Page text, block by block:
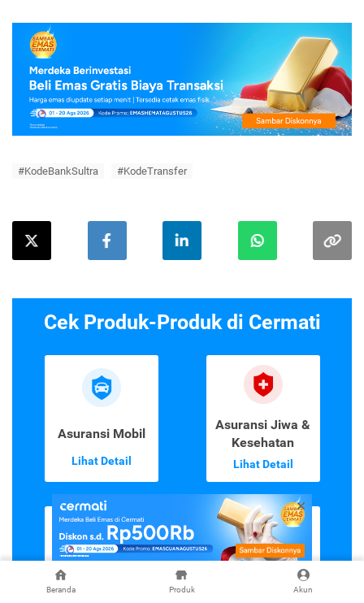
Beranda Produk Akun
#KodeBankSultra #KodeTransfer
Cek Produk-Produk di Cermati
Asuransi Mobil
Lihat Detail
Asuransi Jiwa &
Kesehatan
Lihat Detail
Perjalanan
Emas Digital